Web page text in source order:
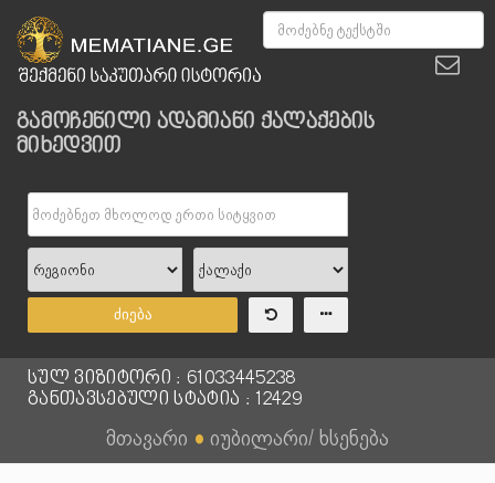
გამოჩენილი ადამიანი ქალაქების
მიხედვით
ძიება
სულ ვიზიტორი : 61033445238
განთავსებული სტატია : 12429
მთავარი ● იუბილარი/ ხსენება